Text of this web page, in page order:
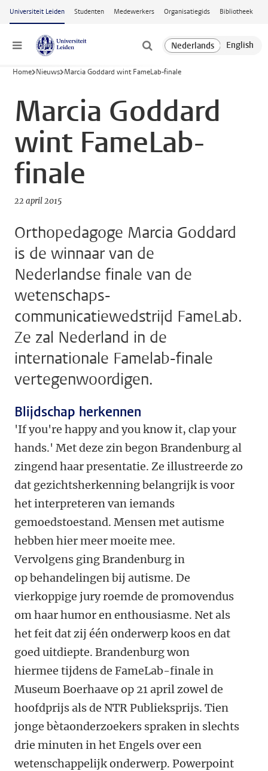
Ga naar hoofdinhoud
Universiteit Leiden Studenten Medewerkers Organisatiegids Bibliotheek
Menu
Home Nieuws Marcia Goddard wint FameLab-finale
Marcia Goddard
wint FameLab-
finale
22 april 2015
Orthopedagoge Marcia Goddard
is de winnaar van de
Nederlandse finale van de
wetenschaps-
communicatiewedstrijd FameLab.
Ze zal Nederland in de
internationale Famelab-finale
vertegenwoordigen.
Blijdschap herkennen
'If you're happy and you know it, clap your
hands.' Met deze zin begon Brandenburg al
zingend haar presentatie. Ze illustreerde zo
dat gezichtsherkenning belangrijk is voor
het interpreteren van iemands
gemoedstoestand. Mensen met autisme
hebben hier meer moeite mee.
Vervolgens ging Brandenburg in
op behandelingen bij autisme. De
vierkoppige jury roemde de promovendus
om haar humor en enthousiasme. Net als
het feit dat zij één onderwerp koos en dat
goed uitdiepte. Brandenburg won
hiermee tijdens de FameLab-finale in
Museum Boerhaave op 21 april zowel de
hoofdprijs als de NTR Publieksprijs. Tien
jonge bètaonderzoekers spraken in slechts
drie minuten in het Engels over een
wetenschappelijk onderwerp. Powerpoint